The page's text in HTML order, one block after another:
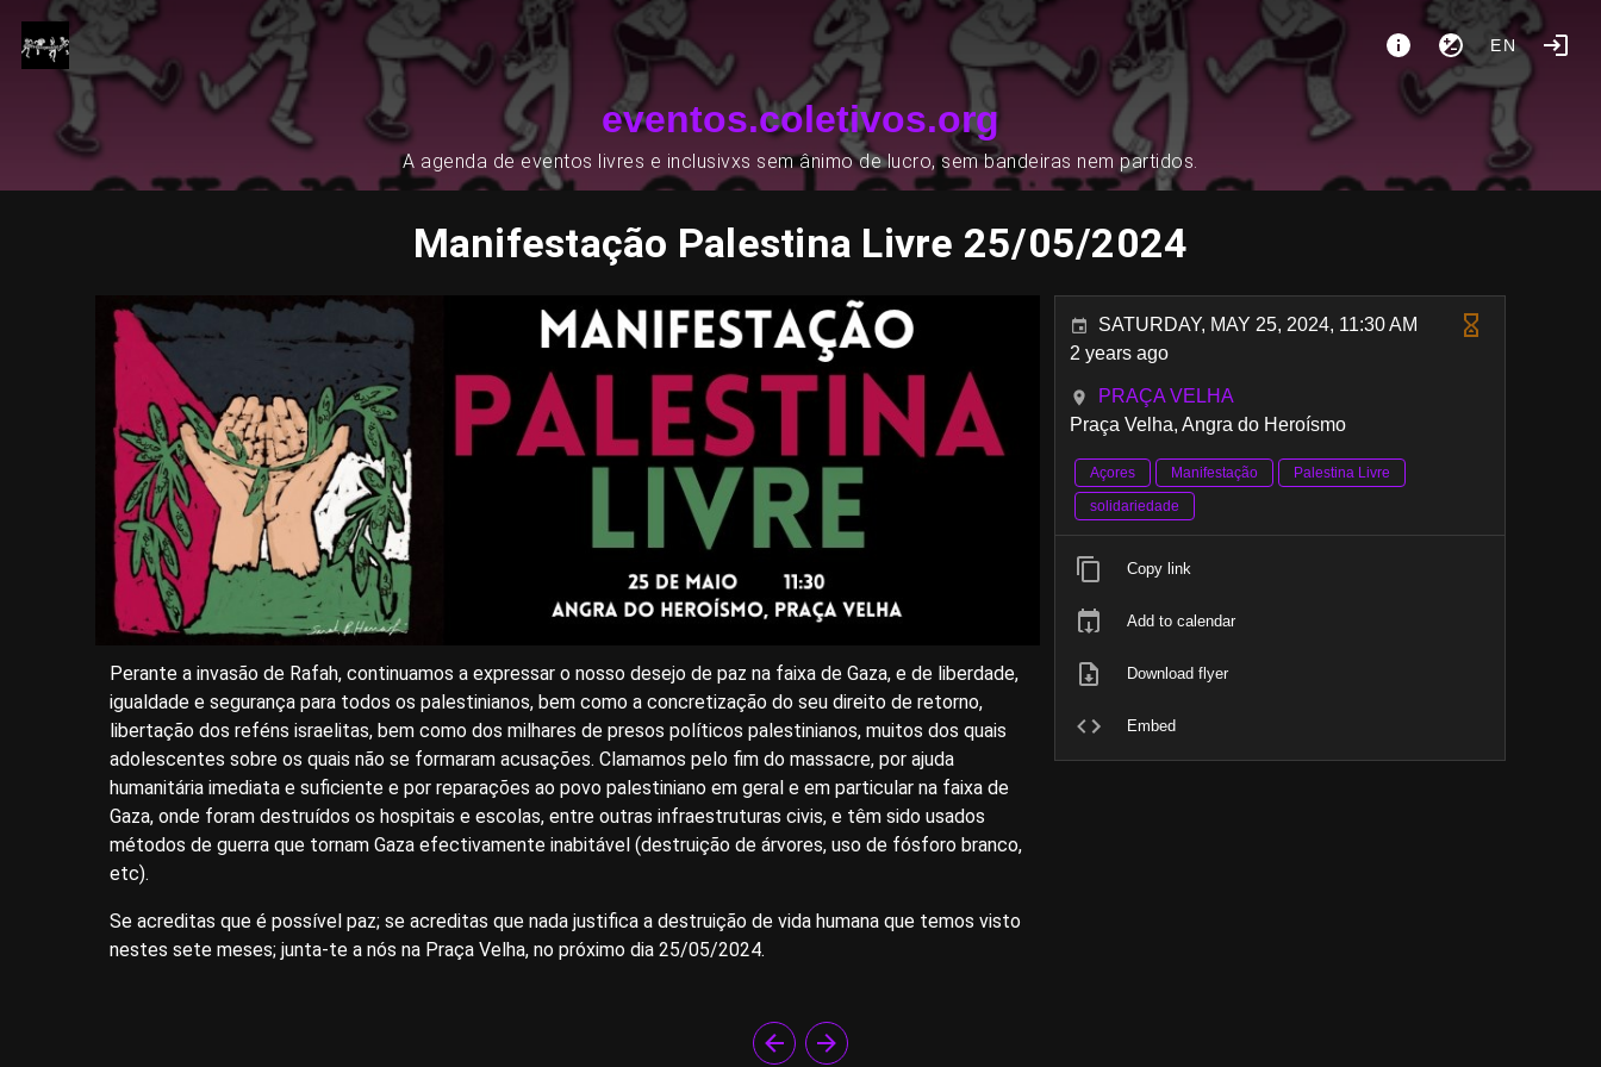
EN
eventos.coletivos.org
A agenda de eventos livres e inclusivxs sem ânimo de lucro, sem bandeiras nem partidos.
Manifestação Palestina Livre 25/05/2024
Perante a invasão de Rafah, continuamos a expressar o nosso desejo de paz na faixa de Gaza, e de liberdade,
igualdade e segurança para todos os palestinianos, bem como a concretização do seu direito de retorno,
libertação dos reféns israelitas, bem como dos milhares de presos políticos palestinianos, muitos dos quais
adolescentes sobre os quais não se formaram acusações. Clamamos pelo fim do massacre, por ajuda
humanitária imediata e suficiente e por reparações ao povo palestiniano em geral e em particular na faixa de
Gaza, onde foram destruídos os hospitais e escolas, entre outras infraestruturas civis, e têm sido usados
métodos de guerra que tornam Gaza efectivamente inabitável (destruição de árvores, uso de fósforo branco,
etc).
Se acreditas que é possível paz; se acreditas que nada justifica a destruição de vida humana que temos visto
nestes sete meses; junta-te a nós na Praça Velha, no próximo dia 25/05/2024.
SATURDAY, MAY 25, 2024, 11:30 AM
2 years ago
PRAÇA VELHA
Praça Velha, Angra do Heroísmo
Açores Manifestação
Palestina Livre
solidariedade
Copy link
Add to calendar
Download flyer
Embed